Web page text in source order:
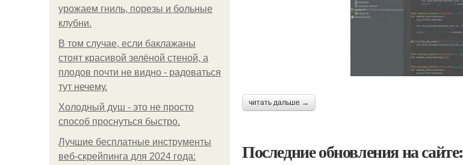
урожаем гниль, порезы и больные
клубни.
В том случае, если баклажаны
стоят красивой зелёной стеной, а
плодов почти не видно - радоваться
тут нечему.
Холодный душ - это не просто
способ проснуться быстро.
Лучшие бесплатные инструменты
веб-скрейпинга для 2024 года:
читать дальше →
Последние обновления на сайте: